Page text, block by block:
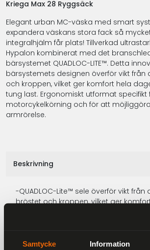
Samtycke Information
Kriega Max 28 Ryggsäck
Elegant urban MC-väska med smart
expandera väskans stora fack så
integralhjälm får plats! Tillverkad
Hypalon kombinerat med det
bärsystemet QUADLOC-LITE™. Detta
bärsystemets designen överför vikt från
och kroppen, vilket ger komfort hela
tung last. Ergonomiskt utformat specifikt
motorcykelkörning och för att
armrörelse.
Beskrivning
-QUADLOC-Lite™ sele överför vikt från
bröstet och kroppen, vilket ger
konstruktion.